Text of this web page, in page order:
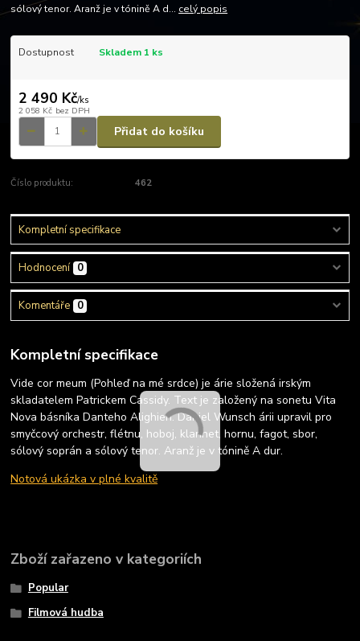
sólový tenor. Aranž je v tónině A d... celý popis
Dostupnost Skladem 1 ks
2 490 Kč/ks
2 058 Kč bez DPH
Přidat do košíku
Číslo produktu: 462
Kompletní specifikace
Hodnocení 0
Komentáře 0
Kompletní specifikace
Vide cor meum (Pohleď na mé srdce) je árie složená irským
skladatelem Patrickem Cassidy. Text je založený na sonetu Vita
Nova básníka Danteho Alighieri. Daniel Wunsch árii upravil pro
smyčcový orchestr, flétnu, hoboj, klarinet, hornu, fagot, sbor,
sólový soprán a sólový tenor. Aranž je v tónině A dur.
Notová ukázka v plné kvalitě
Zboží zařazeno v kategoriích
Popular
Filmová hudba